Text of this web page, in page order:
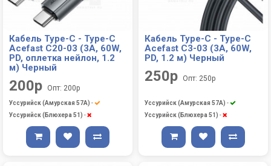
Кабель Type-C - Type-C
Acefast C20-03 (3A, 60W,
PD, оплетка нейлон, 1.2
м) Черный
200р Опт: 200р
Уссурийск (Амурская 57А) -
Уссурийск (Блюхера 51) -
Кабель Type-C - Type-C
Acefast C3-03 (3A, 60W,
PD, 1.2 м) Черный
250р Опт: 250р
Уссурийск (Амурская 57А) -
Уссурийск (Блюхера 51) -